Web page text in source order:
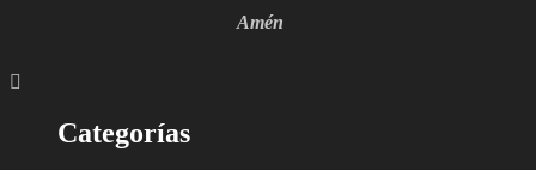
Amén
Categorías